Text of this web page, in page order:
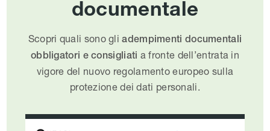
documentale
Scopri quali sono gliadempimenti documentali
obbligatori e consigliati a fronte dell’entrata in
vigore del nuovo regolamento europeo sulla
protezione dei dati personali.